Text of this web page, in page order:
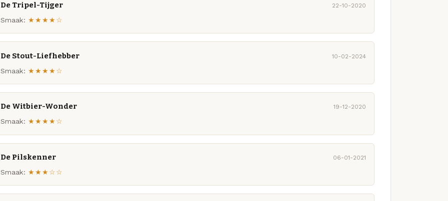
De Tripel-Tijger 22-10-2020
Smaak: ★★★★☆
De Stout-Liefhebber 10-02-2024
Smaak: ★★★★☆
De Witbier-Wonder 19-12-2020
Smaak: ★★★★☆
De Pilskenner 06-01-2021
Smaak: ★★★☆☆